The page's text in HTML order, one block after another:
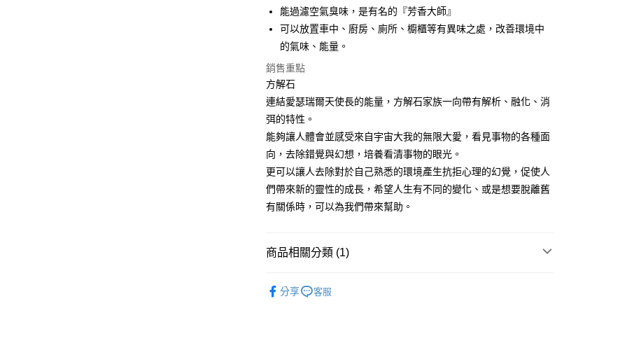
悠遊付
ATM付款
運送方式
全家取貨付款
每筆NT$80，滿NT$3,000(含以上)免運費
7-11取貨付款
每筆NT$80，滿NT$3,000(含以上)免運費
賣家宅配幫您送（台灣）
郵局幫你送（離島）
付款後門市自取
能過濾空氣臭味，是有名的『芳香大師』
可以放置車中、廚房、廁所、櫥櫃等有異味之處，改善環境中
的氣味、能量。
銷售重點
方解石
連結愛瑟瑞爾天使長的能量，方解石家族一向帶有解析、融化、消
弭的特性。
能夠讓人體會並感受來自宇宙大我的無限大愛，看見事物的各種面
向，去除錯覺與幻想，培養看清事物的眼光。
更可以讓人去除對於自己熟悉的環境產生抗拒心理的幻覺，促使人
們帶來新的靈性的成長，希望人生有不同的變化、或是想要脫離舊
有關係時，可以為我們帶來幫助。
商品相關分類 (1)
分享
客服